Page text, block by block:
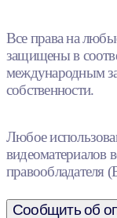
Все права на
защищены в
международным
собственности.
Любое
видеоматериалов
правообладателя
Сообщить об